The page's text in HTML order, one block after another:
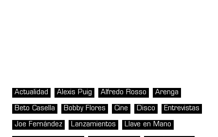
Actualidad Alexis Puig Alfredo Rosso Arenga
Beto Casella Bobby Flores Cine Disco Entrevistas
Joe Fernández Lanzamientos Llave en Mano